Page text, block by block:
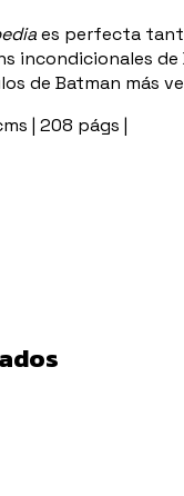
es perfecta
incondicionales de
de Batman más
| 208 págs |